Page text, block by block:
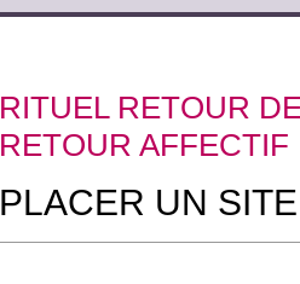
RITUEL RETOUR
RETOUR AFFECTIF
PLACER UN